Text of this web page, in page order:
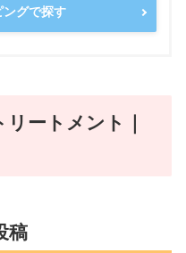
グで探す
ートメント｜
稿